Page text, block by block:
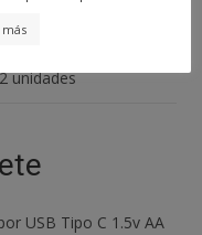
-20-60ºC
2 unidades
USB Tipo C 1.5v AA